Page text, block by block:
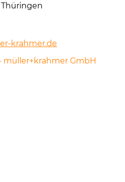
krahmer.de
müller+krahmer GmbH